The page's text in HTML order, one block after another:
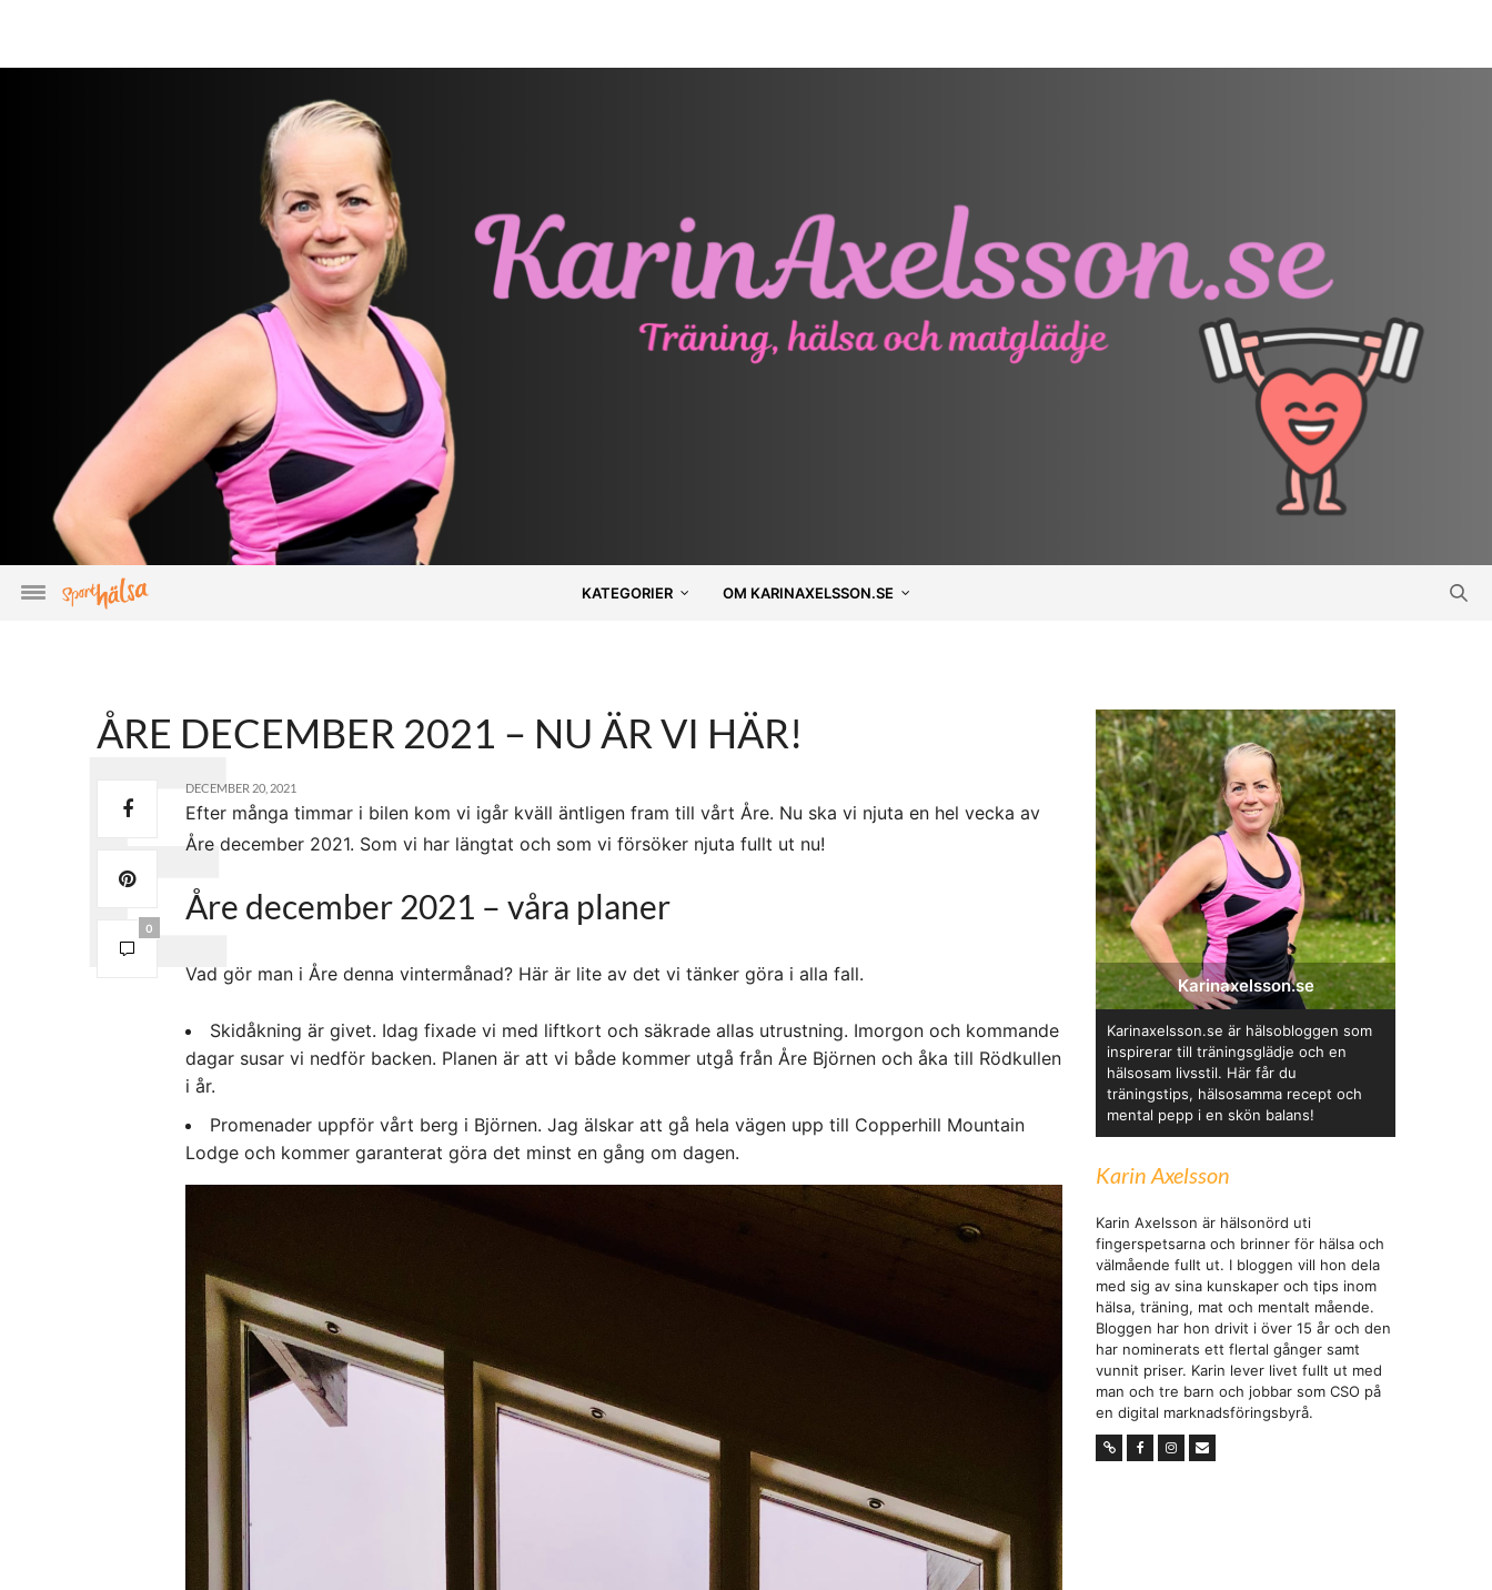
KATEGORIER OM KARINAXELSSON.SE
ÅRE DECEMBER 2021 – NU ÄR VI HÄR!
0
DECEMBER 20, 2021
Efter många timmar i bilen kom vi igår kväll äntligen fram till vårt Åre. Nu ska vi njuta en hel vecka av
Åre december 2021. Som vi har längtat och som vi försöker njuta fullt ut nu!
Åre december 2021 – våra planer
Vad gör man i Åre denna vintermånad? Här är lite av det vi tänker göra i alla fall.
Skidåkning är givet. Idag fixade vi med liftkort och säkrade allas utrustning. Imorgon och kommande
dagar susar vi nedför backen. Planen är att vi både kommer utgå från Åre Björnen och åka till Rödkullen
i år.
Promenader uppför vårt berg i Björnen. Jag älskar att gå hela vägen upp till Copperhill Mountain
Lodge och kommer garanterat göra det minst en gång om dagen.
Karinaxelsson.se
Karinaxelsson.se är hälsobloggen som
inspirerar till träningsglädje och en
hälsosam livsstil. Här får du
träningstips, hälsosamma recept och
mental pepp i en skön balans!
Karin Axelsson
Karin Axelsson är hälsonörd uti
fingerspetsarna och brinner för hälsa och
välmående fullt ut. I bloggen vill hon dela
med sig av sina kunskaper och tips inom
hälsa, träning, mat och mentalt mående.
Bloggen har hon drivit i över 15 år och den
har nominerats ett flertal gånger samt
vunnit priser. Karin lever livet fullt ut med
man och tre barn och jobbar som CSO på
en digital marknadsföringsbyrå.